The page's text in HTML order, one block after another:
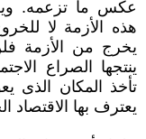
عكس ما تزعمه.
هذه الأزمة لا
يخرج من الأزمة
ينتجها الصراع
تأخذ المكان الذى
يعترف بها الاقتصاد